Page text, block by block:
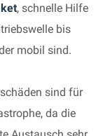
, schnelle Hilfe
bis
mobil sind.
sind für
da die